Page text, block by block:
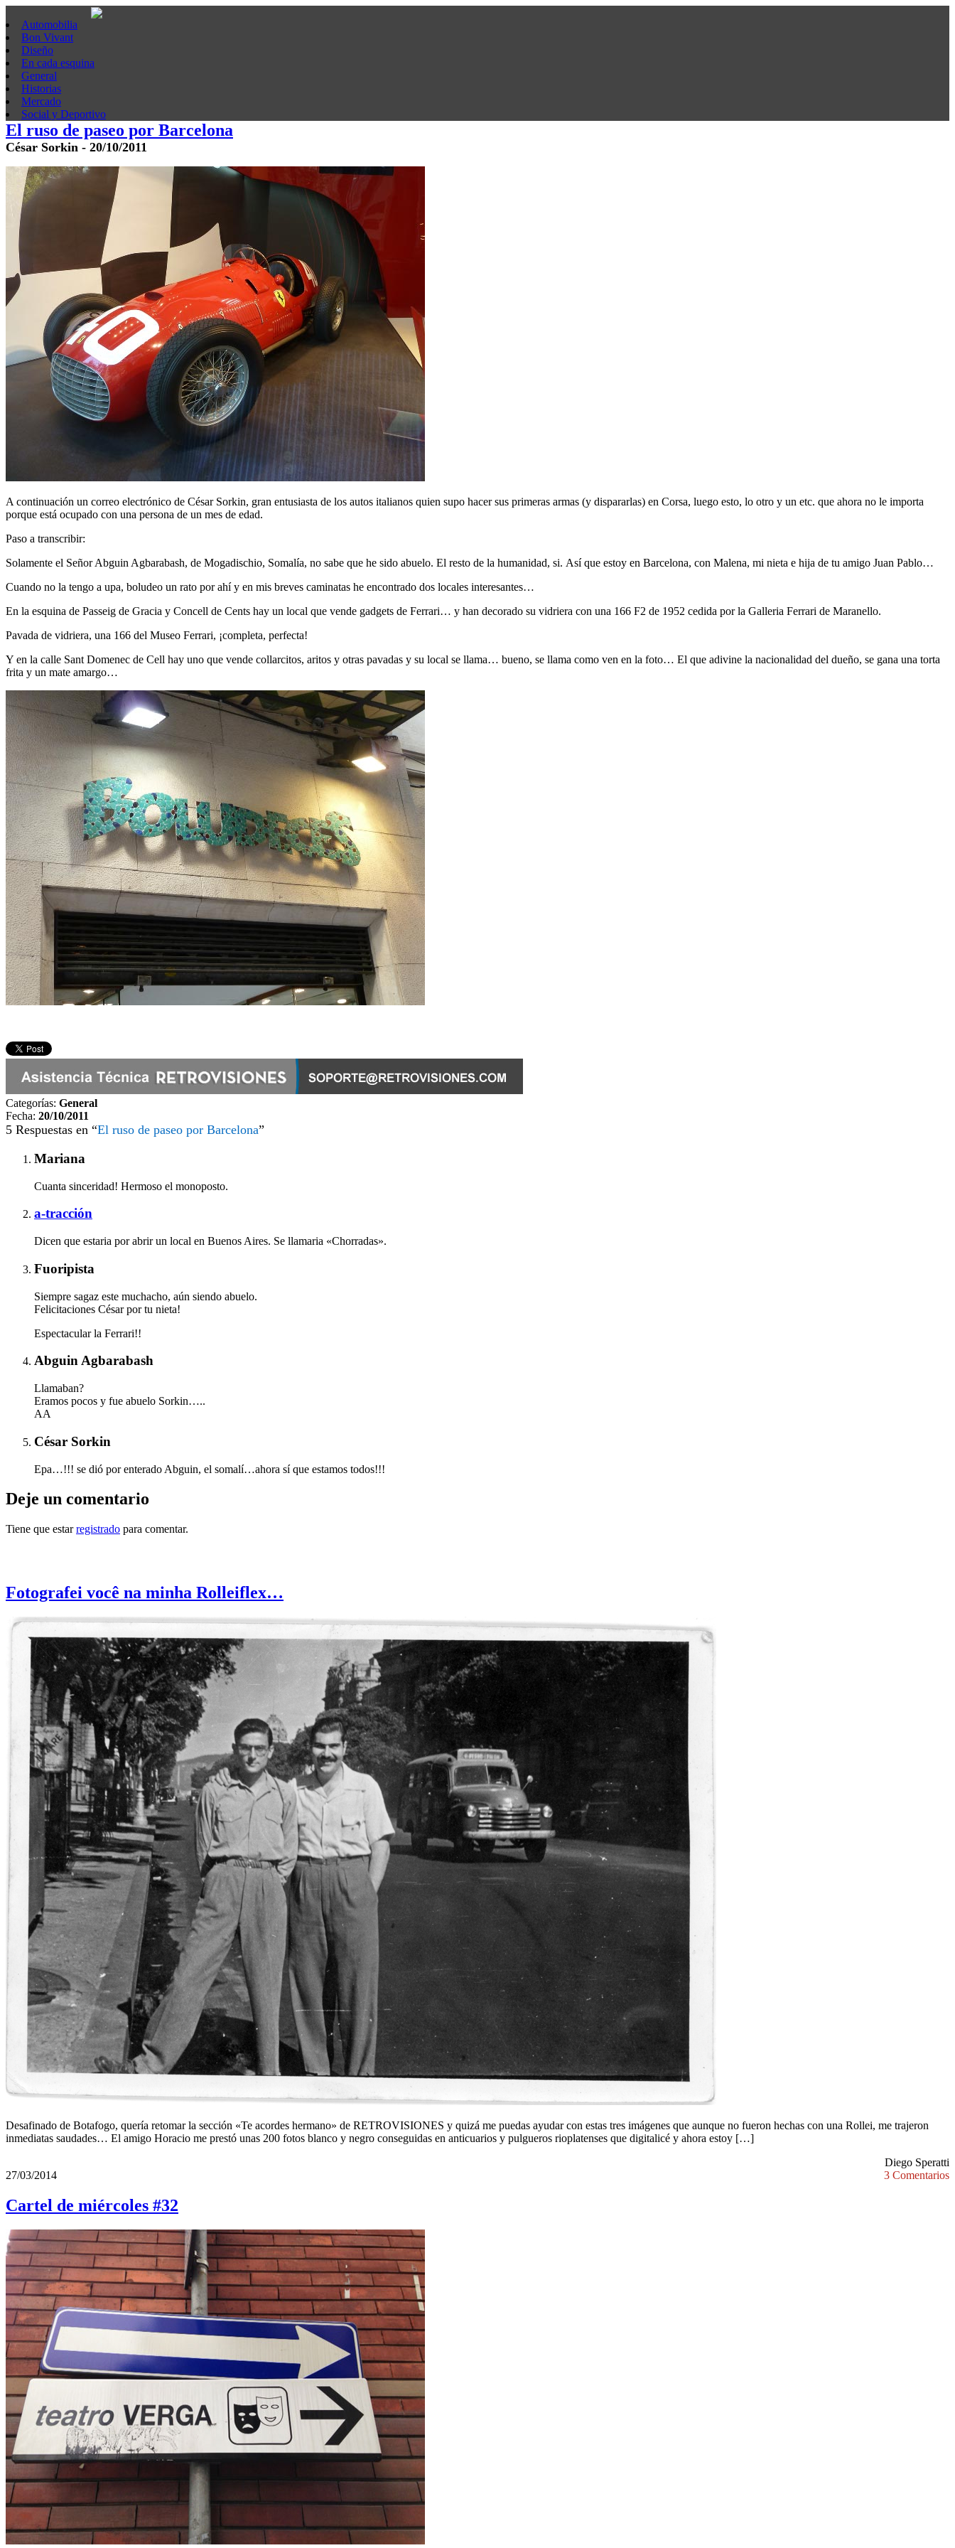
Automobilia
Bon Vivant
Diseño
En cada esquina
General
Historias
Mercado
Social y Deportivo
El ruso de paseo por Barcelona
César Sorkin - 20/10/2011
A continuación un correo electrónico de César Sorkin, gran entusiasta de los autos italianos quien supo hacer sus primeras armas (y dispararlas) en Corsa, luego esto, lo otro y un etc. que ahora no le importa
porque está ocupado con una persona de un mes de edad.
Paso a transcribir:
Solamente el Señor Abguin Agbarabash, de Mogadischio, Somalía, no sabe que he sido abuelo. El resto de la humanidad, si. Así que estoy en Barcelona, con Malena, mi nieta e hija de tu amigo Juan Pablo…
Cuando no la tengo a upa, boludeo un rato por ahí y en mis breves caminatas he encontrado dos locales interesantes…
En la esquina de Passeig de Gracia y Concell de Cents hay un local que vende gadgets de Ferrari… y han decorado su vidriera con una 166 F2 de 1952 cedida por la Galleria Ferrari de Maranello.
Pavada de vidriera, una 166 del Museo Ferrari, ¡completa, perfecta!
Y en la calle Sant Domenec de Cell hay uno que vende collarcitos, aritos y otras pavadas y su local se llama… bueno, se llama como ven en la foto… El que adivine la nacionalidad del dueño, se gana una torta
frita y un mate amargo…
Categorías: General
Fecha: 20/10/2011
5 Respuestas en “El ruso de paseo por Barcelona”
Mariana
Cuanta sinceridad! Hermoso el monoposto.
a-tracción
Dicen que estaria por abrir un local en Buenos Aires. Se llamaria «Chorradas».
Fuoripista
Siempre sagaz este muchacho, aún siendo abuelo.
Felicitaciones César por tu nieta!
Espectacular la Ferrari!!
Abguin Agbarabash
Llamaban?
Eramos pocos y fue abuelo Sorkin…..
AA
César Sorkin
Epa…!!! se dió por enterado Abguin, el somalí…ahora sí que estamos todos!!!
Deje un comentario
Tiene que estarregistrado para comentar.
Fotografei você na minha Rolleiflex…
Desafinado de Botafogo, quería retomar la sección «Te acordes hermano» de RETROVISIONES y quizá me puedas ayudar con estas tres imágenes que aunque no fueron hechas con una Rollei, me trajeron
inmediatas saudades… El amigo Horacio me prestó unas 200 fotos blanco y negro conseguidas en anticuarios y pulgueros rioplatenses que digitalicé y ahora estoy […]
Diego Speratti
27/03/2014
3 Comentarios
Cartel de miércoles #32